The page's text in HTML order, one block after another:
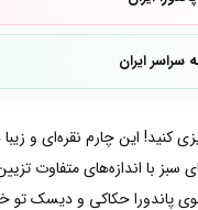
سراسر ایران
کنید! این چارم نقره‌ای و
سبز با اندازه‌های متفاوت
حکاکی و دیسک تو